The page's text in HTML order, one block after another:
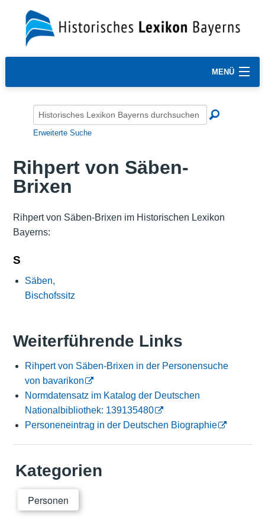
MENÜ
Erweiterte Suche
Rihpert von Säben-
Brixen
Rihpert von Säben-Brixen im Historischen Lexikon
Bayerns:
S
Säben,
Bischofssitz
Weiterführende Links
Rihpert von Säben-Brixen in der Personensuche
von bavarikon
Normdatensatz im Katalog der Deutschen
Nationalbibliothek: 139135480
Personeneintrag in der Deutschen Biographie
Kategorien
Personen